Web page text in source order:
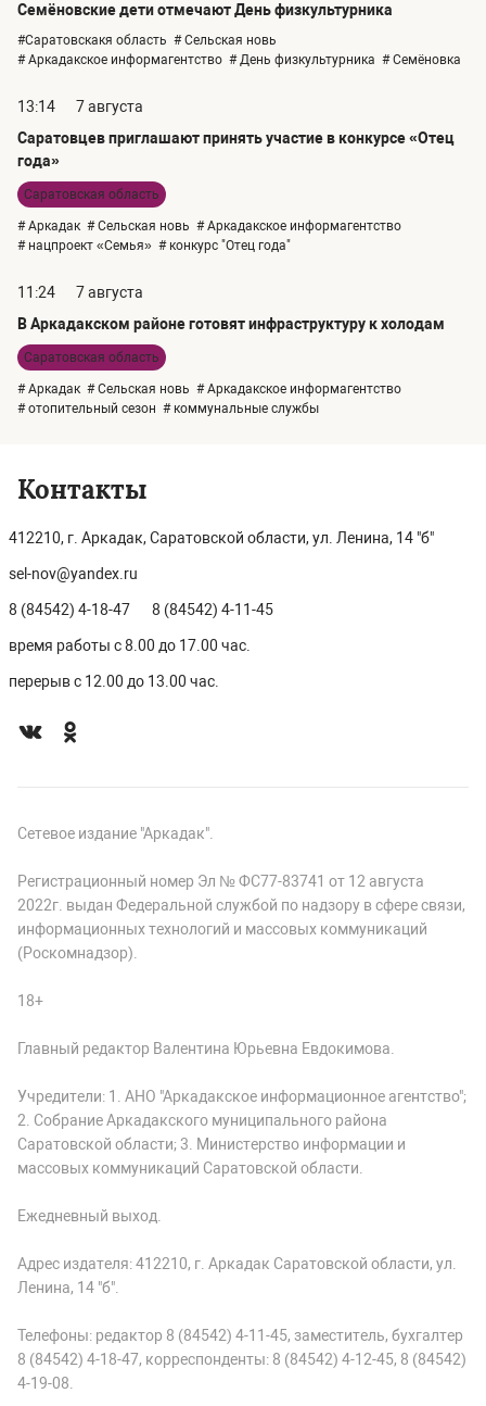
Семёновские дети отмечают День физкультурника
#Саратовскакя область # Сельская новь
# Аркадакское информагентство # День физкультурника # Семёновка
13:14
7 августа
Саратовцев приглашают принять участие в конкурсе «Отец
года»
Саратовская область
# Аркадак # Сельская новь # Аркадакское информагентство
# нацпроект «Семья» # конкурс "Отец года"
11:24
7 августа
В Аркадакском районе готовят инфраструктуру к холодам
Саратовская область
# Аркадак # Сельская новь # Аркадакское информагентство
# отопительный сезон # коммунальные службы
Контакты
412210, г. Аркадак, Саратовской области, ул. Ленина, 14 "б"
sel-nov@yandex.ru
8 (84542) 4-18-47 8 (84542) 4-11-45
время работы с 8.00 до 17.00 час.
перерыв с 12.00 до 13.00 час.
Сетевое издание "Аркадак".
Регистрационный номер Эл № ФС77-83741 от 12 августа
2022г. выдан Федеральной службой по надзору в сфере связи,
информационных технологий и массовых коммуникаций
(Роскомнадзор).
18+
Главный редактор Валентина Юрьевна Евдокимова.
Учредители: 1. АНО "Аркадакское информационное агентство";
2. Собрание Аркадакского муниципального района
Саратовской области; 3. Министерство информации и
массовых коммуникаций Саратовской области.
Ежедневный выход.
Адрес издателя: 412210, г. Аркадак Саратовской области, ул.
Ленина, 14 "б".
Телефоны: редактор 8 (84542) 4-11-45, заместитель, бухгалтер
8 (84542) 4-18-47, корреспонденты: 8 (84542) 4-12-45, 8 (84542)
4-19-08.